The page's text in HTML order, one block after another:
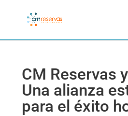
CM Reservas
Una alianza
para el éxito